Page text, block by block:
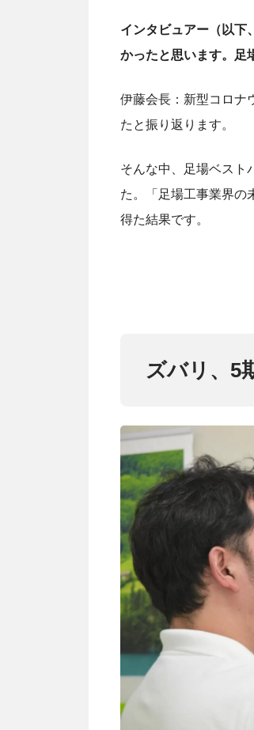
インタビュアー（以下
かったと思います。足
伊藤会長：新型コロナ
たと振り返ります。
そんな中、足場ベスト
た。「足場工事業界の
得た結果です。
ズバリ、5